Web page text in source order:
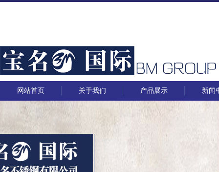
网站首页 关于我们 产品展示 新闻